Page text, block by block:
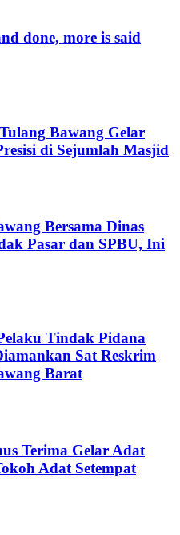
done, more is said
Bawang Gelar
di Sejumlah Masjid
Bersama Dinas
Pasar dan SPBU, Ini
Tindak Pidana
Sat Reskrim
Barat
Terima Gelar Adat
Adat Setempat